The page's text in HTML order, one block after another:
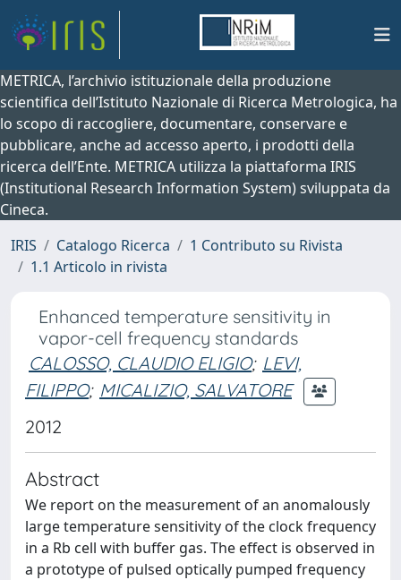
METRICA, l’archivio istituzionale della produzione
scientifica dell’Istituto Nazionale di Ricerca Metrologica, ha
lo scopo di raccogliere, documentare, conservare e
pubblicare, anche ad accesso aperto, i prodotti della
ricerca dell’Ente. METRICA utilizza la piattaforma IRIS
(Institutional Research Information System) sviluppata da
Cineca.
IRIS
Catalogo Ricerca
1 Contributo su Rivista
1.1 Articolo in rivista
Enhanced temperature sensitivity in
vapor-cell frequency standards
CALOSSO, CLAUDIO ELIGIO; LEVI,
FILIPPO; MICALIZIO, SALVATORE
2012
Abstract
We report on the measurement of an anomalously
large temperature sensitivity of the clock frequency
in a Rb cell with buffer gas. The effect is observed in
a prototype of pulsed optically pumped frequency